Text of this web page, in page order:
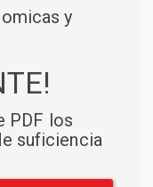
y
PDF los
suficiencia